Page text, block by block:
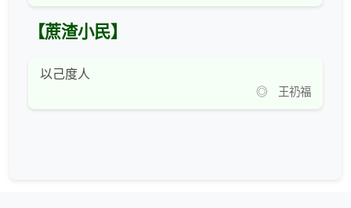
【蔗渣小民】
以己度人
◎ 王礽福